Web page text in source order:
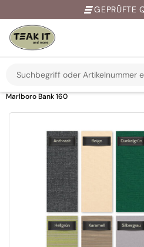
Springe
zum
Inhalt
GEPRÜFTE
search
Marlboro Bank 160